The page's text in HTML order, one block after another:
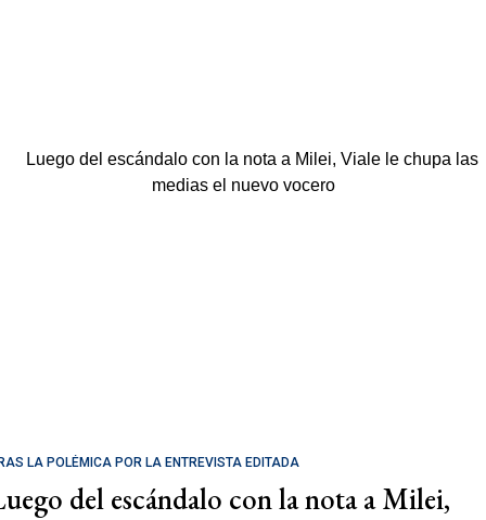
LA POLÉMICA POR LA ENTREVISTA EDITADA
del escándalo con la nota a Milei,